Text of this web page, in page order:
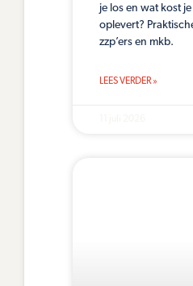
je los en wat kost
oplevert?
zzp’ers en mkb.
LEES VERDER »